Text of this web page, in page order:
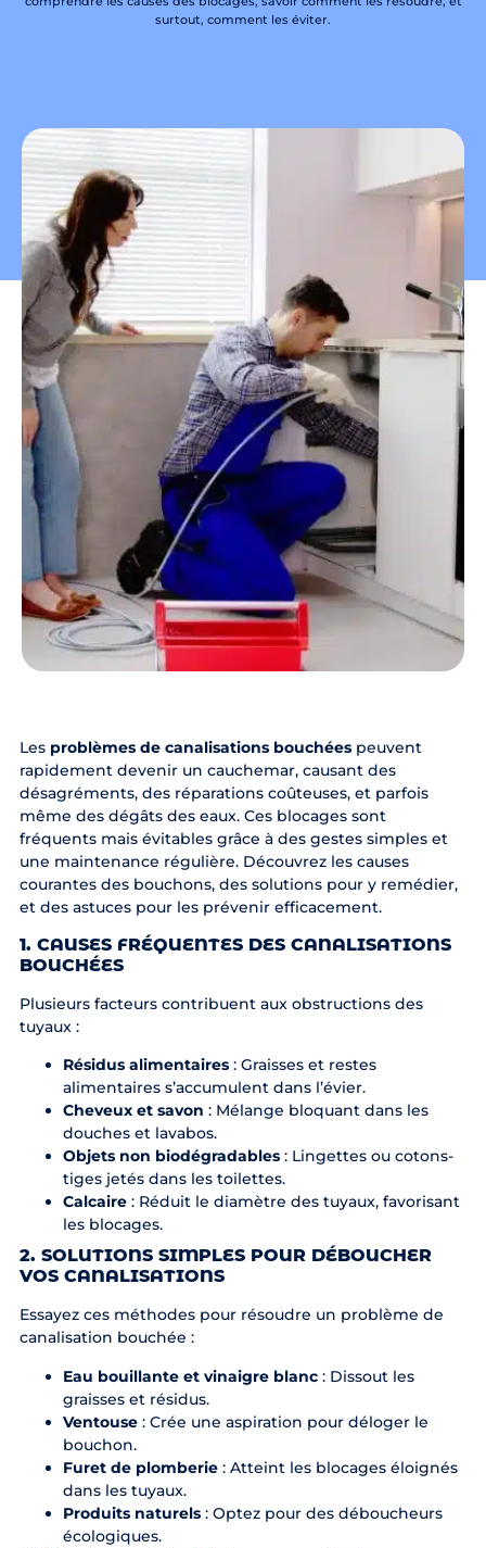
surtout, comment les éviter.
Les problèmes de canalisations bouchéespeuvent
rapidement devenir un cauchemar, causant des
désagréments, des réparations coûteuses, et parfois
même des dégâts des eaux. Ces blocages sont
fréquents mais évitables grâce à des gestes simples et
une maintenance régulière. Découvrez les causes
courantes des bouchons, des solutions pour y remédier,
et des astuces pour les prévenir efficacement.
1. CAUSES FRÉQUENTES DES CANALISATIONS
BOUCHÉES
Plusieurs facteurs contribuent aux obstructions des
tuyaux :
Résidus alimentaires: Graisses et restes
alimentaires s’accumulent dans l’évier.
Cheveux et savon : Mélange bloquant dans les
douches et lavabos.
Objets non biodégradables: Lingettes ou cotons-
tiges jetés dans les toilettes.
Calcaire: Réduit le diamètre des tuyaux, favorisant
les blocages.
2. SOLUTIONS SIMPLES POUR DÉBOUCHER
VOS CANALISATIONS
Essayez ces méthodes pour résoudre un problème de
canalisation bouchée :
Eau bouillante et vinaigre blanc: Dissout les
graisses et résidus.
Ventouse: Crée une aspiration pour déloger le
bouchon.
Furet de plomberie: Atteint les blocages éloignés
dans les tuyaux.
Produits naturels: Optez pour des déboucheurs
écologiques.